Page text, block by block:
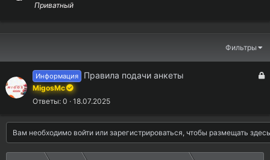
Приватный
Фильтры
З
ы
т
Информация Правила подачи анкеты
MigosMc
Ответы 0 18.07.2025
Вам необходимо войти или зарегистрироваться, чтобы размещать